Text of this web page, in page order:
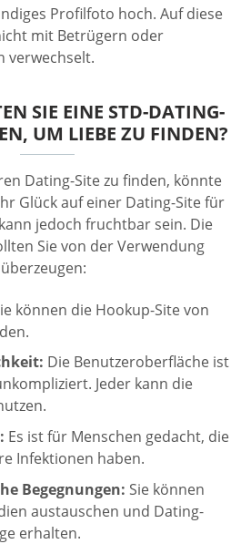
Profilfoto hoch. Auf diese
mit Betrügern oder
verwechselt.
SIE EINE STD-DATING-
UM LIEBE ZU FINDEN?
Dating-Site zu finden, könnte
Glück auf einer Dating-Site für
jedoch fruchtbar sein. Die
Sie von der Verwendung
können die Hookup-Site von
Die Benutzeroberfläche ist
Jeder kann die
Es ist für Menschen gedacht, die
Infektionen haben.
Begegnungen: Sie können
austauschen und Dating-
erhalten.